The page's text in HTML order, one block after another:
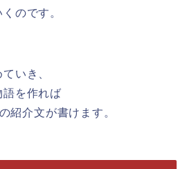
のです。
いき、
語を作れば
紹介文が書けます。